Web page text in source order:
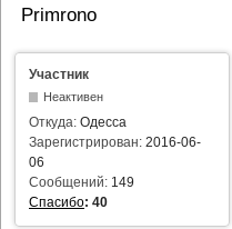
Primrono
Участник
Неактивен
Откуда: Одесса
Зарегистрирован: 2016-06-
06
Сообщений: 149
Спасибо: 40